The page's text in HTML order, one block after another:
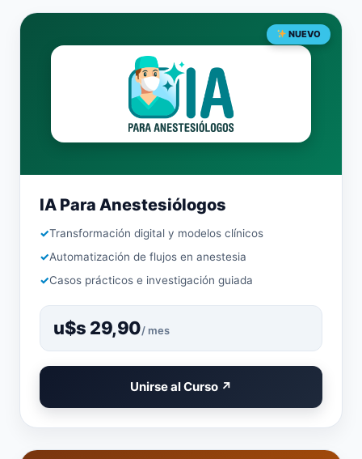
NUEVO
IA Para Anestesiólogos
Transformación digital y modelos clínicos
Automatización de flujos en anestesia
Casos prácticos e investigación guiada
u$s 29,90/ mes
Unirse al Curso ↗